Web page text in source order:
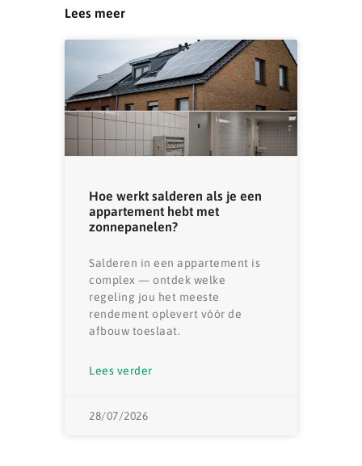
Lees meer
Hoe werkt salderen als je een
appartement hebt met
zonnepanelen?
Salderen in een appartement is
complex — ontdek welke
regeling jou het meeste
rendement oplevert vóór de
afbouw toeslaat.
Lees verder
28/07/2026